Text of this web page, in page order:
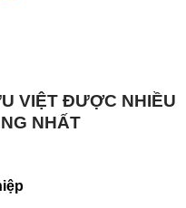
VIỆT ĐƯỢC NHIỀU
NHẤT